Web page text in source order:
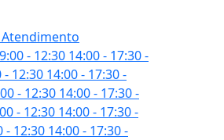
Atendimento
- 12:30 14:00 - 17:30-
- 12:30 14:00 - 17:30-
- 12:30 14:00 - 17:30-
- 12:30 14:00 - 17:30-
- 12:30 14:00 - 17:30-